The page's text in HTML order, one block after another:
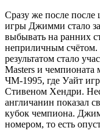
Сразу же после после
игры Джимми стало
выбывать на ранних
неприличным
результатом стало
Masters и чемпионата
ЧМ-1995, где Уайт
Стивеном Хендри.
англичанин показал
кубок чемпиона.
номером, то есть